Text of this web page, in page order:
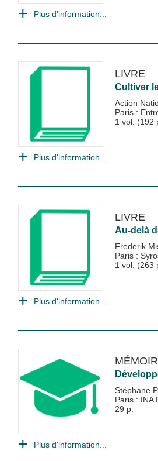
Plus d'information...
LIVRE
Cultiver
Action
Paris :
1 vol. (192
Plus d'information...
LIVRE
Au-delà
Frederik
Paris :
1 vol. (263
Plus d'information...
Stéphane
Paris : INA
29 p.
Plus d'information...